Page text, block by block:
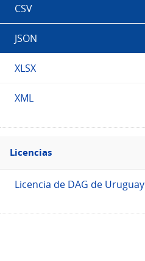
CSV
JSON
XLSX
XML
Filtro
Licencias
Licencias
Licencia de DAG de Uruguay